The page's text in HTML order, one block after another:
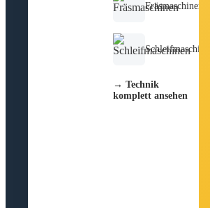
Fräsmaschinen
Schleifmaschinen
→ Technik
komplett ansehen